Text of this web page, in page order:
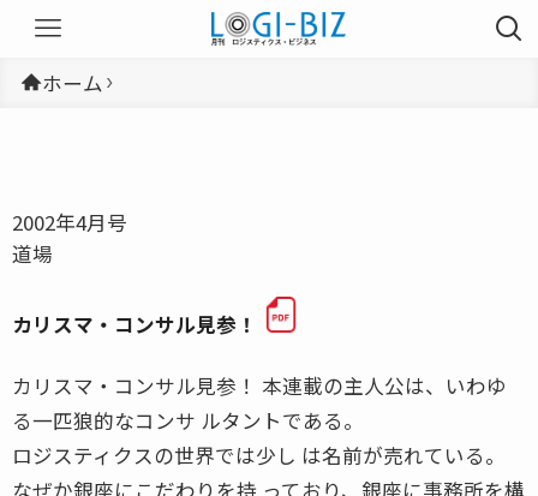
ホーム
2002年4月号
道場
カリスマ・コンサル見参！
カリスマ・コンサル見参！ 本連載の主人公は、いわゆ
る一匹狼的なコンサ ルタントである。
ロジスティクスの世界では少し は名前が売れている。
なぜか銀座にこだわりを持 っており、銀座に事務所を構